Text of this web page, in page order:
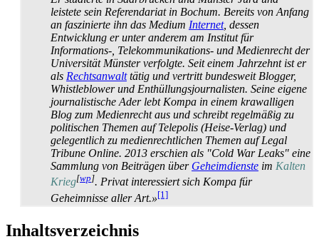
leistete sein Referendariat in Bochum. Bereits von Anfang
an faszinierte ihn das Medium Internet, dessen
Entwicklung er unter anderem am Institut für
Informations-, Tele­kommunikations- und Medienrecht der
Universität Münster verfolgte. Seit einem Jahrzehnt ist er
als Rechtsanwalttätig und vertritt bundesweit Blogger,
Whistle­blower und Enthüllungs­journalisten. Seine eigene
journalistische Ader lebt Kompa in einem krawalligen
Blog zum Medienrecht aus und schreibt regelmäßig zu
politischen Themen auf Telepolis (Heise-Verlag) und
gelegentlich zu medien­rechtlichen Themen auf Legal
Tribune Online. 2013 erschien als "Cold War Leaks" eine
Sammlung von Beiträgen über Geheimdienste im Kalten
Krieg[wp]. Privat interessiert sich Kompa für
Geheimnisse aller Art.»[1]
Inhaltsverzeichnis